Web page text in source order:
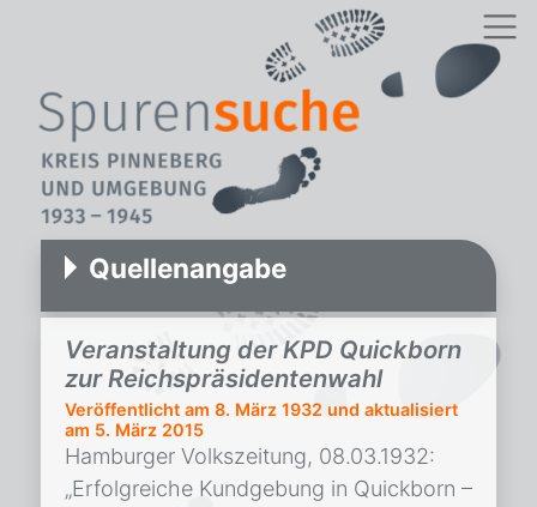
Quellenangabe
Veranstaltung der KPD Quickborn
zur Reichspräsidentenwahl
Veröffentlicht am 8. März 1932 und aktualisiert
am 5. März 2015
Hamburger Volkszeitung, 08.03.1932:
„Erfolgreiche Kundgebung in Quickborn –